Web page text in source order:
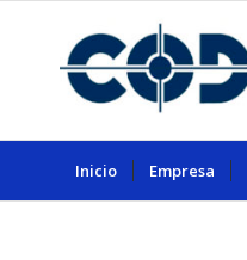
Inicio Empresa